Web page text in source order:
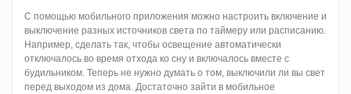
С помощью мобильного приложения можно настроить включение и
выключение разных источников света по таймеру или расписанию.
Например, сделать так, чтобы освещение автоматически
отключалось во время отхода ко сну и включалось вместе с
будильником. Теперь не нужно думать о том, выключили ли вы свет
перед выходом из дома. Достаточно зайти в мобильное